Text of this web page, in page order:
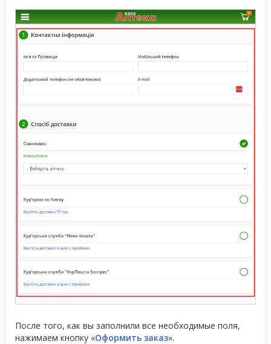
После того, как вы заполнили все необходимые поля,
нажимаем кнопку «Оформить заказ».